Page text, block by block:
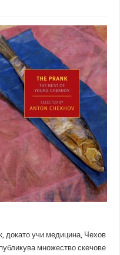
докато учи медицина, Чехов
множество скечове